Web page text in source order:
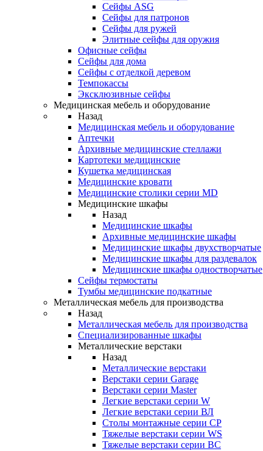
Сейфы ASG
Сейфы для патронов
Сейфы для ружей
Элитные сейфы для оружия
Офисные сейфы
Сейфы для дома
Сейфы с отделкой деревом
Темпокассы
Эксклюзивные сейфы
Медицинская мебель и оборудование
Назад
Медицинская мебель и оборудование
Аптечки
Архивные медицинские стеллажи
Картотеки медицинские
Кушетка медицинская
Медицинские кровати
Медицинские столики серии MD
Медицинские шкафы
Назад
Медицинские шкафы
Архивные медицинские шкафы
Медицинские шкафы двухстворчатые
Медицинские шкафы для раздевалок
Медицинские шкафы одностворчатые
Сейфы термостаты
Тумбы медицинские подкатные
Металлическая мебель для производства
Назад
Металлическая мебель для производства
Cпециализированные шкафы
Металлические верстаки
Назад
Металлические верстаки
Верстаки серии Garage
Верстаки серии Master
Легкие верстаки серии W
Легкие верстаки серии ВЛ
Столы монтажные серии СР
Тяжелые верстаки серии WS
Тяжелые верстаки серии ВС